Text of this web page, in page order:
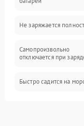
Не заряжается
Самопроизвольно
отключается при
Быстро садится на